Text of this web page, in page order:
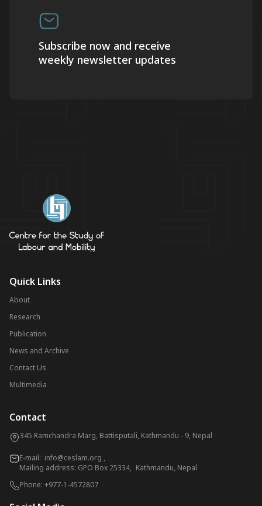
Subscribe now and receive
weekly newsletter updates
Quick Links
About
Research
Publication
News and Archive
Contact Us
Multimedia
Contact
345 Ramchandra Marg, Battisputali, Kathmandu - 9, Nepal
E-mail: info@ceslam.org ,
Mailing address: GPO Box 25334, Kathmandu, Nepal
Phone: +977-1-4572807